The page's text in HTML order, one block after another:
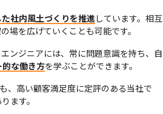
社内風土づくりを推進しています。相互
場を広げていくことも可能です。
ンジニアには、常に問題意識を持ち、自
な働き方を学ぶことができます。
、高い顧客満足度に定評のある当社で
ます。